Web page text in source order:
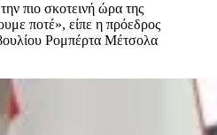
πιο σκοτεινή ώρα της
ποτέ», είπε η πρόεδρος
Ρομπέρτα Μέτσολα